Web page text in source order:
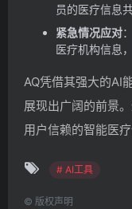
员的医疗信息
紧急情况应对
医疗机构信息
AQ凭借其强大的AI
展现出广阔的前景
用户信赖的智能医疗
# AI工具
© 版权声明